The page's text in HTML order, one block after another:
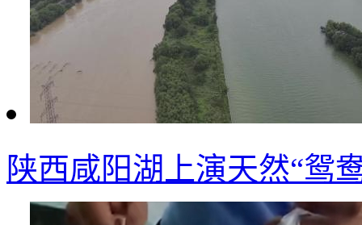
陕西咸阳湖上演天然“鸳